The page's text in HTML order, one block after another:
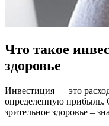
Что такое
здоровье
Инвестиция — это
определенную прибыль.
зрительное здоровье –